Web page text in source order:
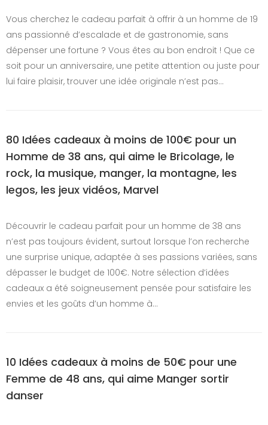
Vous cherchez le cadeau parfait à offrir à un homme de 19
ans passionné d’escalade et de gastronomie, sans
dépenser une fortune ? Vous êtes au bon endroit ! Que ce
soit pour un anniversaire, une petite attention ou juste pour
lui faire plaisir, trouver une idée originale n’est pas…
80 Idées cadeaux à moins de 100€ pour un
Homme de 38 ans, qui aime le Bricolage, le
rock, la musique, manger, la montagne, les
legos, les jeux vidéos, Marvel
Découvrir le cadeau parfait pour un homme de 38 ans
n’est pas toujours évident, surtout lorsque l’on recherche
une surprise unique, adaptée à ses passions variées, sans
dépasser le budget de 100€. Notre sélection d’idées
cadeaux a été soigneusement pensée pour satisfaire les
envies et les goûts d’un homme à…
10 Idées cadeaux à moins de 50€ pour une
Femme de 48 ans, qui aime Manger sortir
danser